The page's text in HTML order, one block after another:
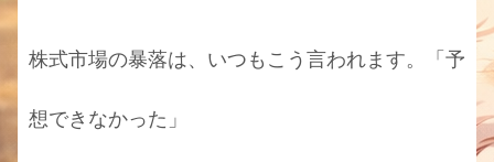
株式市場の暴落は、いつもこう言われます。「予
想できなかった」